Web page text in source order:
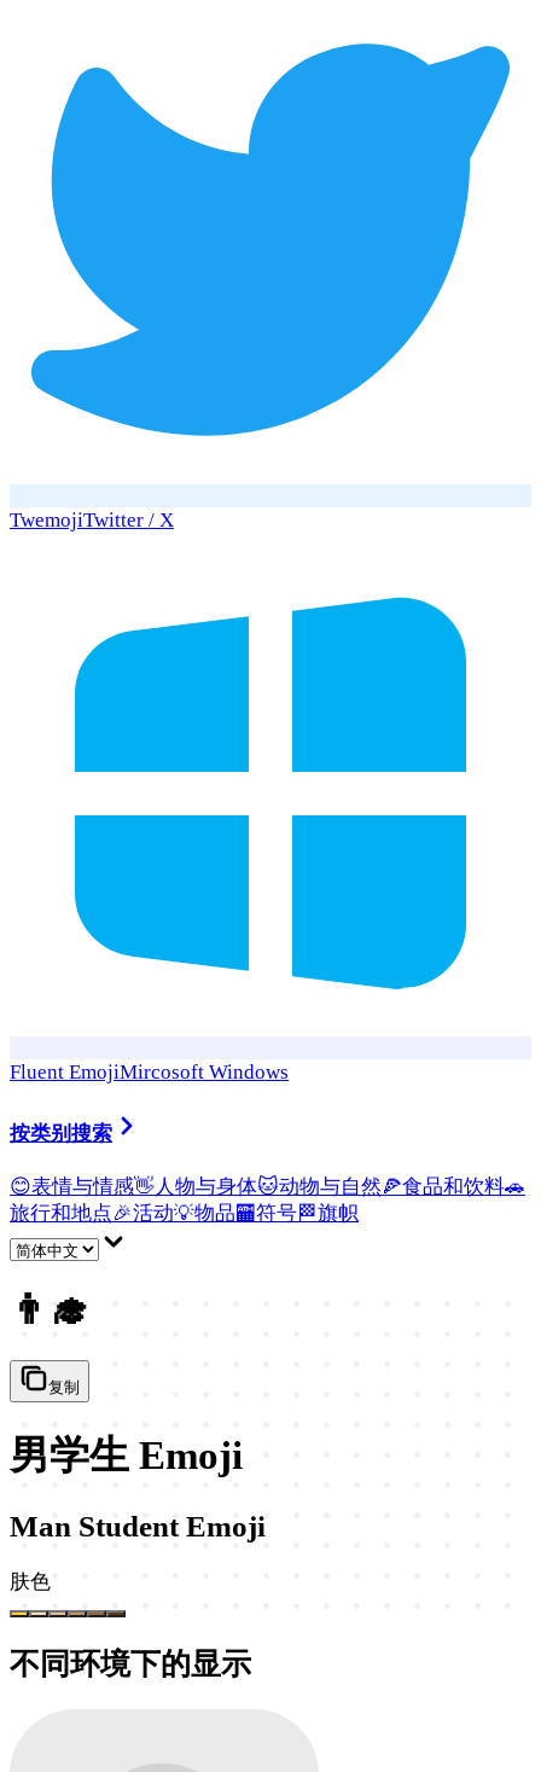
TwemojiTwitter / X
Fluent EmojiMircosoft Windows
按类别搜索
😊表情与情感👋 人物与身体🐱动物与自然🍕食品和饮料🚗
旅行和地点🎉活动💡物品🏧符号🏁旗帜
👨‍🎓
复制
男学生 Emoji
Man Student Emoji
肤色
不同环境下的显示